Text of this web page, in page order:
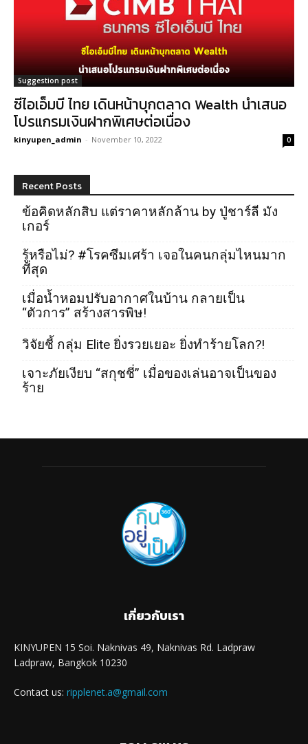
Suggestion post
ซีไอเอ็มบี ไทย เดินหน้าบุกตลาด Wealth นำเสนอ
โปรแกรมเงินฝากพิเศษต่อเนื่อง
kinyupen_admin - November 10, 2022 0
Recent Posts
ข้อคิดหลักสิบ แต่ราคาหลักล้าน by ปู่ชาร์ลี มัง
เกอร์
รู้หรือไม่? #โรคซึมเศร้า เจอในคนกลุ่มไหนมาก
ที่สุด
เมื่อน้ำหอมปรับอากาศในบ้าน กลายเป็น
“ตัวการ” สร้างสารพิษ!
วิจัยชี้ กลุ่ม Elite ยิ่งรวยเยอะ ยิ่งทำร้ายโลก?!
เจาะภัยเงียบ “สกุชชี่” เมื่อของเล่นอาจเป็นของ
ร้าย
เกี่ยวกับเรา
KINYUPEN 15 Soi. Naknivas 49, Naknivas Rd. Ladpraw
Ladpraw, Bangkok 10230
Contact us: ripplenet.a@gmail.com